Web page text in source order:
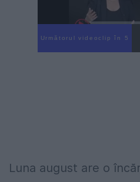
Următorul videoclip în 4
Luna august are o